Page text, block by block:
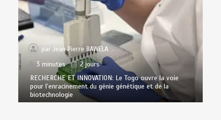
parJean Pierre BAWELA
3 minutes
2 jours
RECHERCHE ET INNOVATION: Le Togo ouvre la voie
pour l’enracinement du génie génétique et de la
biotechnologie